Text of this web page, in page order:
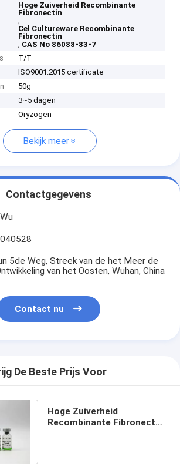
Hoge Zuiverheid Recombinante
Fibronectin
,
Cel Cultureware Recombinante
Fibronectin
, CAS No 86088-83-7
T/T
ISO9001:2015 certificate
50g
3~5 dagen
Oryzogen
Bekijk meer
Contactgegevens
5de Weg, Streek van de het Meer de
van het Oosten, Wuhan, China
Contact nu
De Beste Prijs Voor
Hoge Zuiverheid
Recombinante Fibronectin